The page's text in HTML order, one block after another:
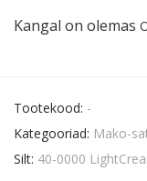
Kangal on olemas
Tootekood: -
Kategooriad: Mako-
Silt: 40-0000